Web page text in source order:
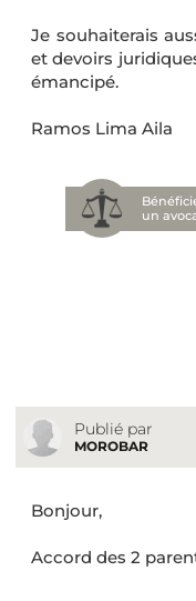
Je souhaiterais
et devoirs
émancipé.
Ramos Lima Aila
un
Publié par
MOROBAR
Bonjour,
Accord des 2